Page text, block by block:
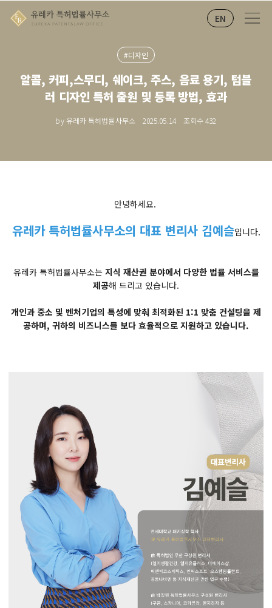
EN
#디자인
알콜, 커피,스무디, 쉐이크, 주스, 음료 용기, 텀블
러 디자인 특허 출원 및 등록 방법, 효과
by 유레카 특허법률사무소 2025.05.14 조회수432
안녕하세요.
유레카 특허법률사무소의 대표 변리사 김예슬입니다.
유레카 특허법률사무소는 지식 재산권 분야에서 다양한 법률 서비스를
제공해 드리고 있습니다.
개인과 중소 및 벤처기업의 특성에 맞춰 최적화된 1:1 맞춤 컨설팅을 제
공하며, 귀하의 비즈니스를 보다 효율적으로 지원하고 있습니다.